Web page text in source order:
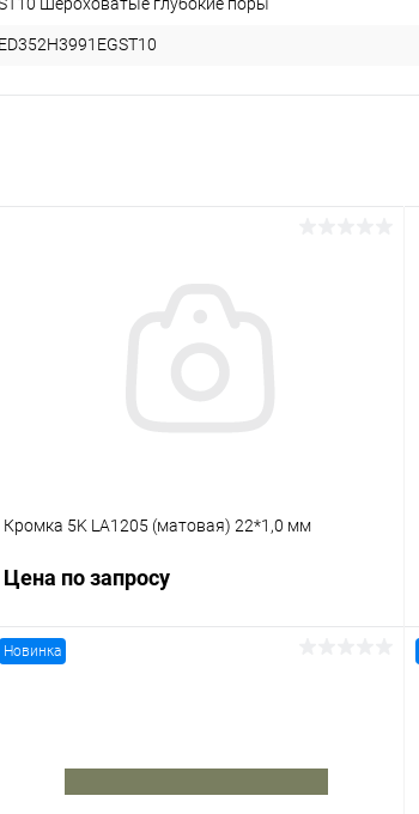
ED352H3991EGST10
Кромка 5K LA1205 (матовая) 22*1,0 мм
Цена по запросу
Новинка